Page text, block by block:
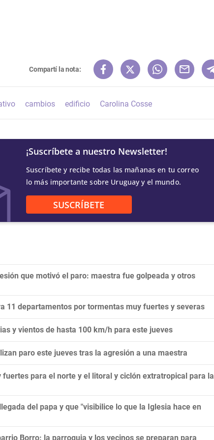
Compartí la nota:
cambios edificio Carolina Cosse
¡Suscríbete a nuestro Newsletter!
Suscríbete y recibe todas las mañanas en tu correo
lo más importante sobre Uruguay y el mundo.
SUSCRÍBETE
que motivó el paro: maestra fue golpeada y otros
11 departamentos por tormentas muy fuertes y severas
y vientos de hasta 100 km/h para este jueves
paro este jueves tras la agresión a una maestra
fuertes para el norte y el litoral y ciclón extratropical para la
del papa y que "visibilice lo que la Iglesia hace en
Borro: la parroquia y los vecinos se preparan para